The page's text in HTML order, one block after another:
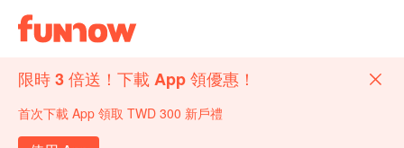
限時 3 倍送！下載 App 領優惠！
首次下載 App 領取 TWD 300 新戶禮